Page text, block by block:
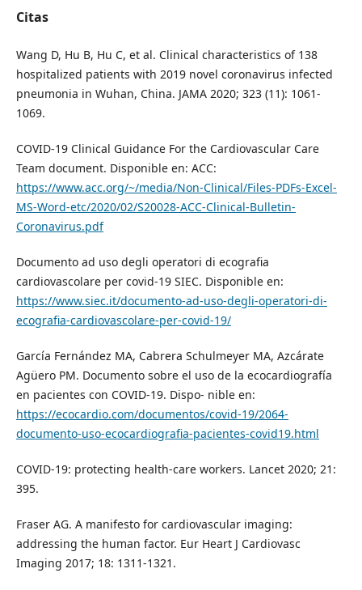
Citas
Wang D, Hu B, Hu C, et al. Clinical characteristics of 138
hospitalized patients with 2019 novel coronavirus infected
pneumonia in Wuhan, China. JAMA 2020; 323 (11): 1061-
1069.
COVID-19 Clinical Guidance For the Cardiovascular Care
Team document. Disponible en: ACC:
https://www.acc.org/~/media/Non-Clinical/Files-PDFs-Excel-
MS-Word-etc/2020/02/S20028-ACC-Clinical-Bulletin-
Coronavirus.pdf
Documento ad uso degli operatori di ecograﬁa
cardiovascolare per covid-19 SIEC. Disponible en:
https://www.siec.it/documento-ad-uso-degli-operatori-di-
ecografia-cardiovascolare-per-covid-19/
García Fernández MA, Cabrera Schulmeyer MA, Azcárate
Agüero PM. Documento sobre el uso de la ecocardiografía
en pacientes con COVID-19. Dispo- nible en:
https://ecocardio.com/documentos/covid-19/2064-
documento-uso-ecocardiograﬁa-pacientes-covid19.html
COVID-19: protecting health-care workers. Lancet 2020; 21:
395.
Fraser AG. A manifesto for cardiovascular imaging:
addressing the human factor. Eur Heart J Cardiovasc
Imaging 2017; 18: 1311-1321.